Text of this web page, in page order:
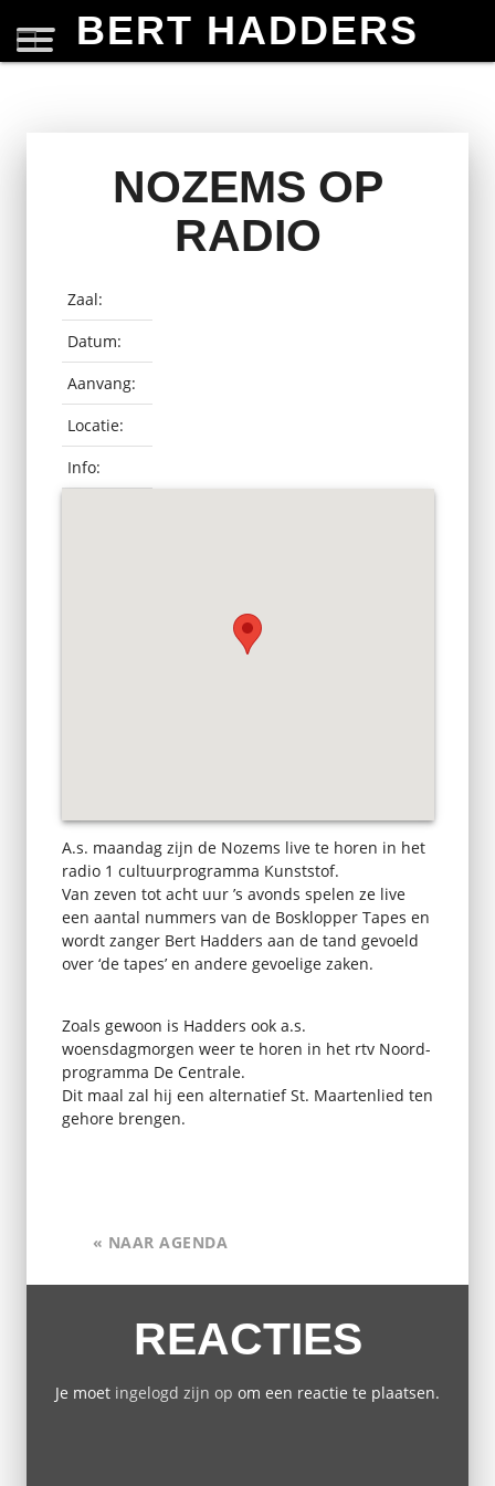
BERT HADDERS
NOZEMS OP
RADIO
Zaal:
Datum:
Aanvang:
Locatie:
Info:
A.s. maandag zijn de Nozems live te horen in het
radio 1 cultuurprogramma Kunststof.
Van zeven tot acht uur ’s avonds spelen ze live
een aantal nummers van de Bosklopper Tapes en
wordt zanger Bert Hadders aan de tand gevoeld
over ‘de tapes’ en andere gevoelige zaken.
Zoals gewoon is Hadders ook a.s.
woensdagmorgen weer te horen in het rtv Noord-
programma De Centrale.
Dit maal zal hij een alternatief St. Maartenlied ten
gehore brengen.
« NAAR AGENDA
REACTIES
Je moet ingelogd zijn op om een reactie te plaatsen.